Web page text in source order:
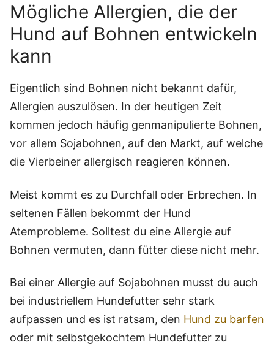
Mögliche Allergien, die der
Hund auf Bohnen entwickeln
kann
Eigentlich sind Bohnen nicht bekannt dafür,
Allergien auszulösen. In der heutigen Zeit
kommen jedoch häufig genmanipulierte Bohnen,
vor allem Sojabohnen, auf den Markt, auf welche
die Vierbeiner allergisch reagieren können.
Meist kommt es zu Durchfall oder Erbrechen. In
seltenen Fällen bekommt der Hund
Atemprobleme. Solltest du eine Allergie auf
Bohnen vermuten, dann fütter diese nicht mehr.
Bei einer Allergie auf Sojabohnen musst du auch
bei industriellem Hundefutter sehr stark
aufpassen und es ist ratsam, den Hund zu barfen
oder mit selbstgekochtem Hundefutter zu